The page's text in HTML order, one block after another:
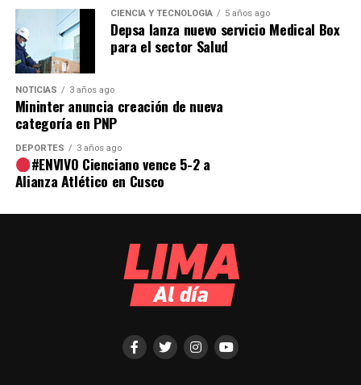
CIENCIA Y TECNOLOGÍA 5 años ago
Depsa lanza nuevo servicio Medical Box
para el sector Salud
NOTICIAS 3 años ago
Mininter anuncia creación de nueva
categoría en PNP
DEPORTES 3 años ago
#ENVIVO Cienciano vence 5-2 a
Alianza Atlético en Cusco